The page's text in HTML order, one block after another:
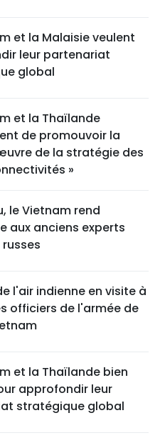
et la Malaisie veulent
leur partenariat
global
et la Thaïlande
de promouvoir la
de la stratégie des
»
le Vietnam rend
aux anciens experts
l'air indienne en visite à
officiers de l'armée de
et la Thaïlande bien
approfondir leur
stratégique global